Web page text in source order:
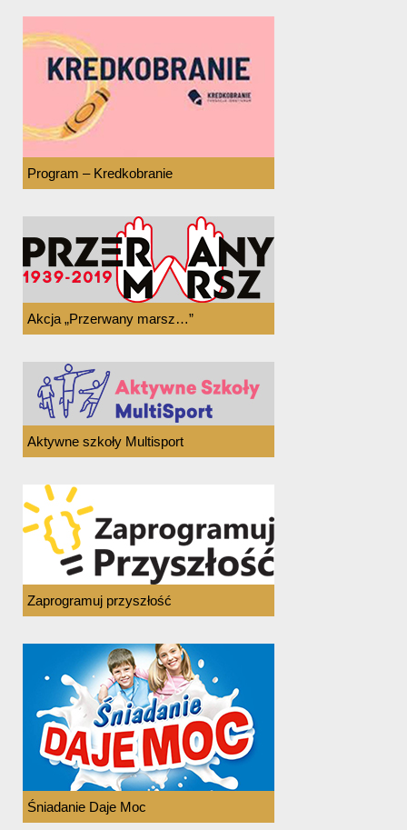
Program – Kredkobranie
Akcja „Przerwany marsz…”
Aktywne szkoły Multisport
Zaprogramuj przyszłość
Śniadanie Daje Moc